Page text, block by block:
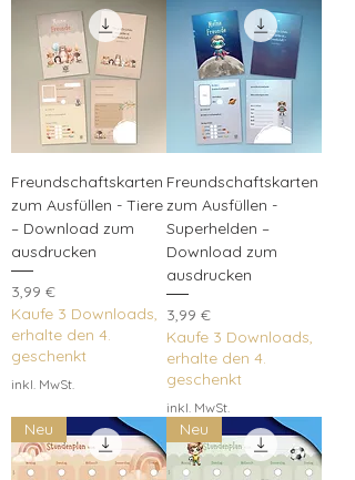
Freundschaftskarten
zum Ausfüllen - Tiere
– Download zum
ausdrucken
Preis
3,99 €
Kaufe 3 Downloads,
erhalte den 4.
geschenkt
inkl. MwSt.
Freundschaftskarten
zum Ausfüllen -
Superhelden –
Download zum
ausdrucken
Preis
3,99 €
Kaufe 3 Downloads,
erhalte den 4.
geschenkt
inkl. MwSt.
Neu Neu